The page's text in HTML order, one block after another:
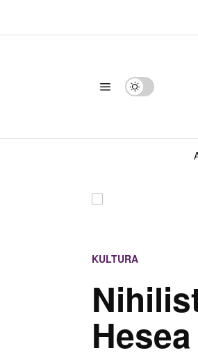
KULTURA
Hesea